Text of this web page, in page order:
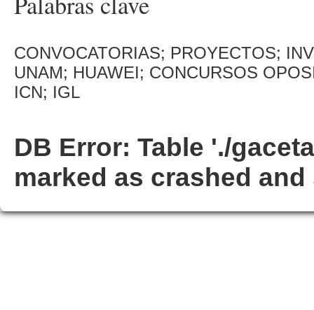
CONVOCATORIAS; PROYECTOS;
UNAM; HUAWEI; CONCURSOS
ICN; IGL
DB Error: Table './
marked as crashed